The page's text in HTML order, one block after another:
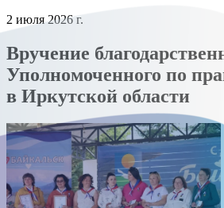
2 июля 2026 г.
Вручение
Уполномоченного по
в Иркутской области